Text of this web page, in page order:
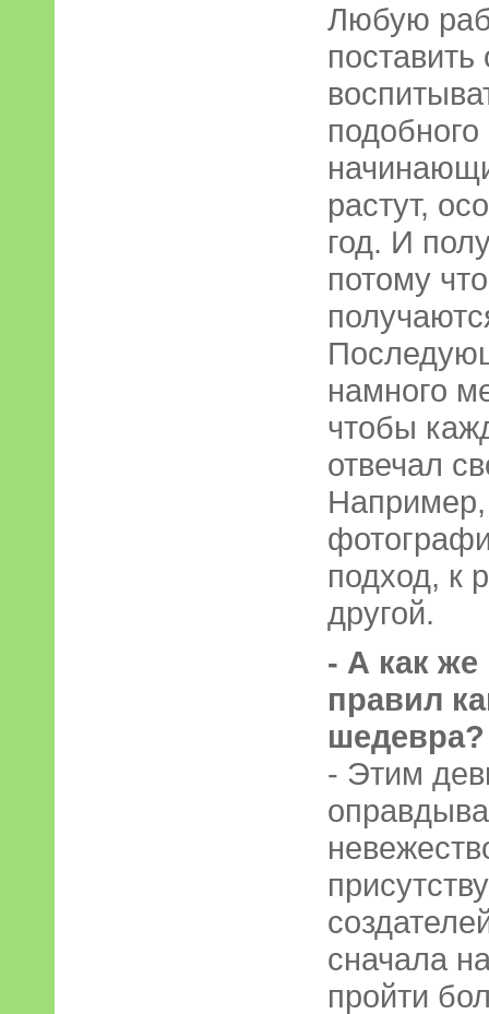
Любую
поставить
растут,
год. И
потому
намного
чтобы
отвечал
Например,
подход, к
другой.
- А как
правил
шедевра?
- Этим
сначала
пройти